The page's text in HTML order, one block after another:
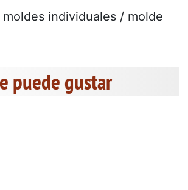
individuales / molde
puede gustar